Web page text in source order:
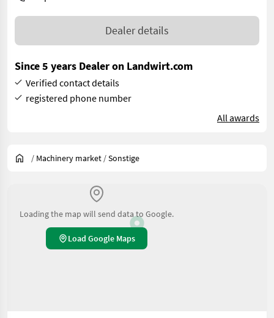
Dealer details
Since 5 years Dealer on Landwirt.com
Verified contact details
registered phone number
All awards
/ Machinery market /Sonstige
Loading the map will send data to Google.
Load Google Maps